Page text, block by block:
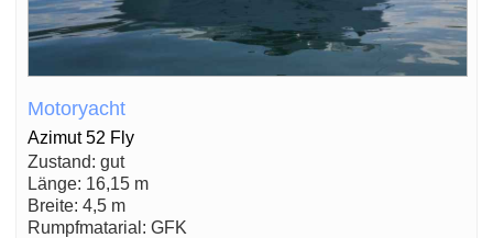
Motoryacht
Azimut 52 Fly
Zustand: gut
Länge: 16,15 m
Breite: 4,5 m
Rumpfmatarial: GFK